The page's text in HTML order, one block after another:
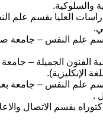
العليا بقسم علم
علم النفس – جامعة
الفنون الجميلة – جامعة
علم النفس – جامعة
بقسم الاتصال